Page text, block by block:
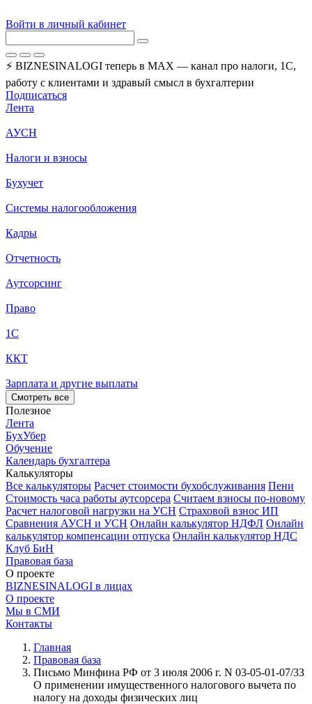
Войти в личный кабинет
⚡ BIZNESINALOGI теперь в MAX — канал про налоги, 1С,
работу с клиентами и здравый смысл в бухгалтерии
Подписаться
Лента
АУСН
Налоги и взносы
Бухучет
Системы налогообложения
Кадры
Отчетность
Аутсорсинг
Право
1С
ККТ
Зарплата и другие выплаты
Смотреть все
Полезное
Лента
БухУбер
Обучение
Календарь бухгалтера
Калькуляторы
Все калькуляторы Расчет стоимости бухобслуживания Пени
Стоимость часа работы аутсорсера Считаем взносы по-новому
Расчет налоговой нагрузки на УСН Страховой взнос ИП
Сравнения АУСН и УСН Онлайн калькулятор НДФЛ Онлайн
калькулятор компенсации отпуска Онлайн калькулятор НДС
Клуб БиН
Правовая база
О проекте
BIZNESINALOGI в лицах
О проекте
Мы в СМИ
Контакты
Главная
Правовая база
Письмо Минфина РФ от 3 июля 2006 г. N 03-05-01-07/33
О применении имущественного налогового вычета по
налогу на доходы физических лиц